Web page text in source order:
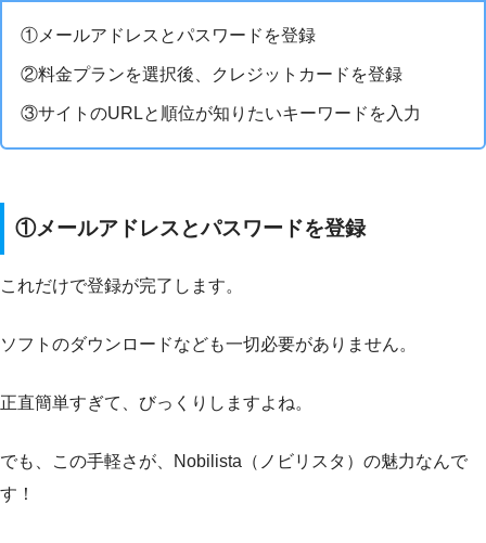
①メールアドレスとパスワードを登録
②料金プランを選択後、クレジットカードを登録
③サイトのURLと順位が知りたいキーワードを入力
①メールアドレスとパスワードを登録
これだけで登録が完了します。
ソフトのダウンロードなども一切必要がありません。
正直簡単すぎて、びっくりしますよね。
でも、この手軽さが、Nobilista（ノビリスタ）の魅力なんで
す！